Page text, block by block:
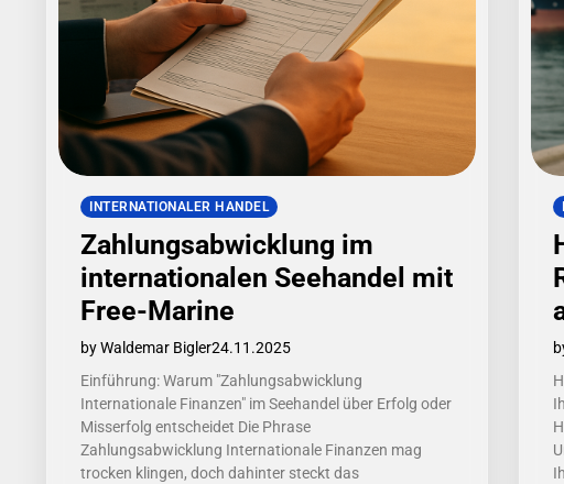
INTERNATIONALER HANDEL
Zahlungsabwicklung im
internationalen Seehandel mit
Free-Marine
by Waldemar Bigler24.11.2025
Einführung: Warum "Zahlungsabwicklung
Internationale Finanzen" im Seehandel über Erfolg oder
Misserfolg entscheidet Die Phrase
Zahlungsabwicklung Internationale Finanzen mag
trocken klingen, doch dahinter steckt das